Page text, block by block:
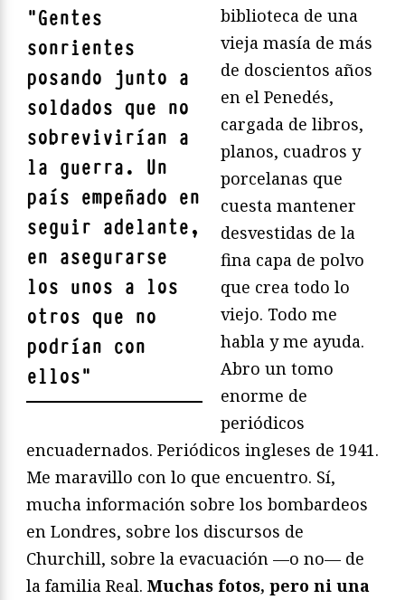
"Gentes
sonrientes
posando junto a
soldados que no
sobrevivirían a
la guerra. Un
país empeñado en
seguir adelante,
en asegurarse
los unos a los
otros que no
podrían con
ellos"
biblioteca de una
vieja masía de más
de doscientos años
en el Penedés,
cargada de libros,
planos, cuadros y
porcelanas que
cuesta mantener
desvestidas de la
fina capa de polvo
que crea todo lo
viejo. Todo me
habla y me ayuda.
Abro un tomo
enorme de
periódicos
encuadernados. Periódicos ingleses de 1941.
Me maravillo con lo que encuentro. Sí,
mucha información sobre los bombardeos
en Londres, sobre los discursos de
Churchill, sobre la evacuación —o no— de
la familia Real. Muchas fotos, pero ni una